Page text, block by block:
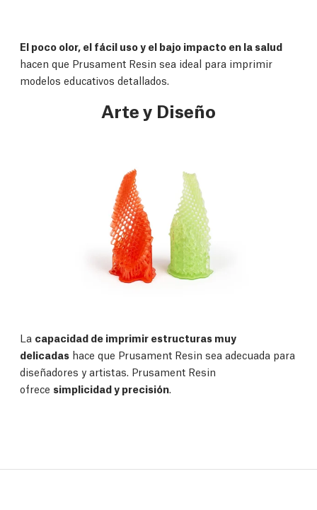
El poco olor, el fácil uso y el bajo impacto en la salud
hacen que Prusament Resin sea ideal para imprimir
modelos educativos detallados.
Arte y Diseño
La capacidad de imprimir estructuras muy
delicadas hace que Prusament Resin sea adecuada para
diseñadores y artistas. Prusament Resin
ofrece simplicidad y precisión